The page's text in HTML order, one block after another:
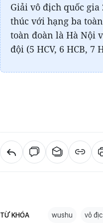
Giải vô địch quốc gia
thúc với hạng ba
toàn đoàn là Hà Nội
đội (5 HCV, 6 HCB, 7
TỪ KHÓA wushu vô